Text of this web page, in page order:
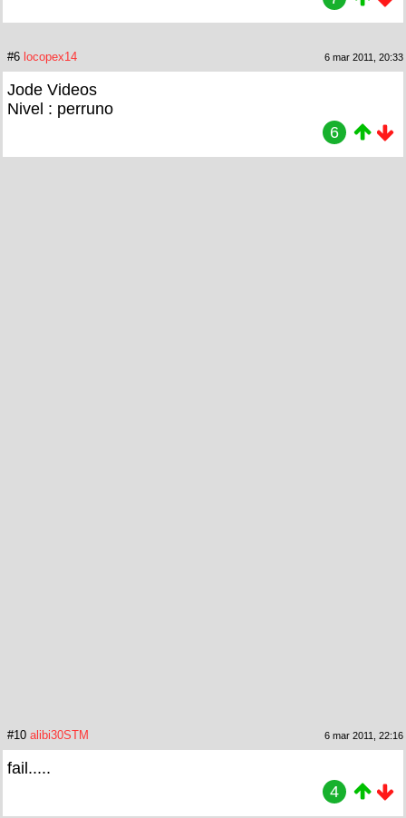
#6 locopex14 6 mar 2011, 20:33
Jode Videos
Nivel : perruno
6
#10 alibi30STM 6 mar 2011, 22:16
fail.....
4